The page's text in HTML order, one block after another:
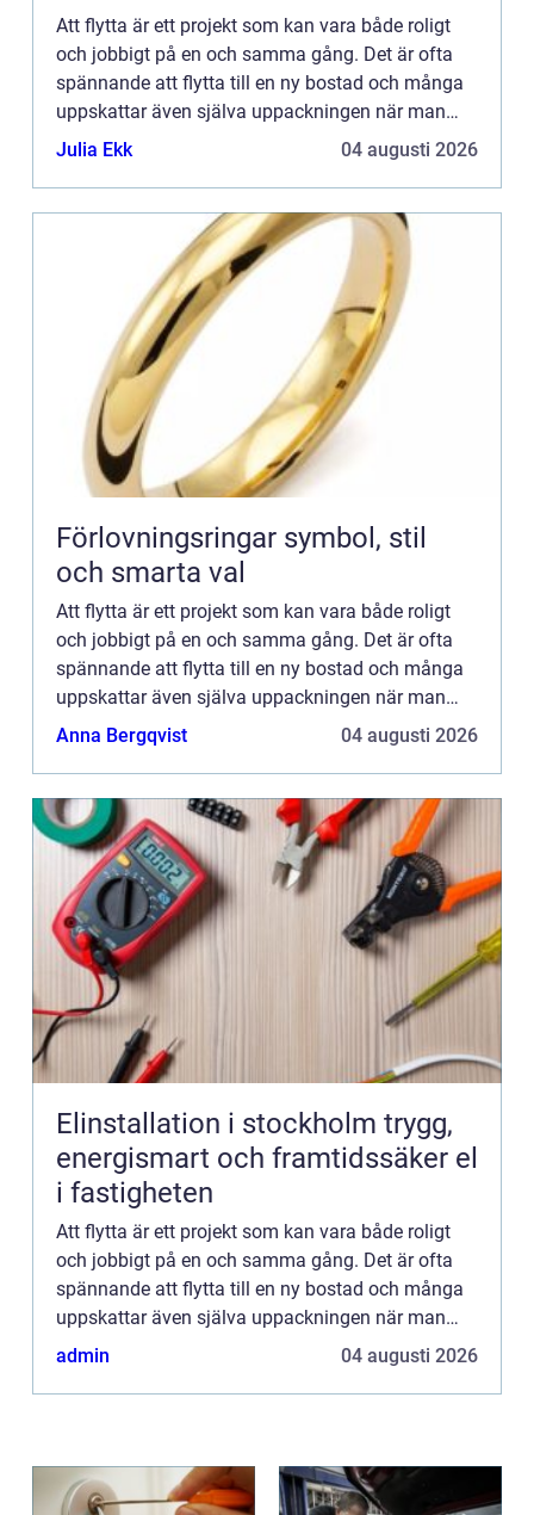
Att flytta är ett projekt som kan vara både roligt
och jobbigt på en och samma gång. Det är ofta
spännande att flytta till en ny bostad och många
uppskattar även själva uppackningen när man
ska g&...
Julia Ekk 04 augusti 2026
Förlovningsringar symbol, stil
och smarta val
Att flytta är ett projekt som kan vara både roligt
och jobbigt på en och samma gång. Det är ofta
spännande att flytta till en ny bostad och många
uppskattar även själva uppackningen när man
ska g&...
Anna Bergqvist 04 augusti 2026
Elinstallation i stockholm trygg,
energismart och framtidssäker el
i fastigheten
Att flytta är ett projekt som kan vara både roligt
och jobbigt på en och samma gång. Det är ofta
spännande att flytta till en ny bostad och många
uppskattar även själva uppackningen när man
ska g&...
admin 04 augusti 2026